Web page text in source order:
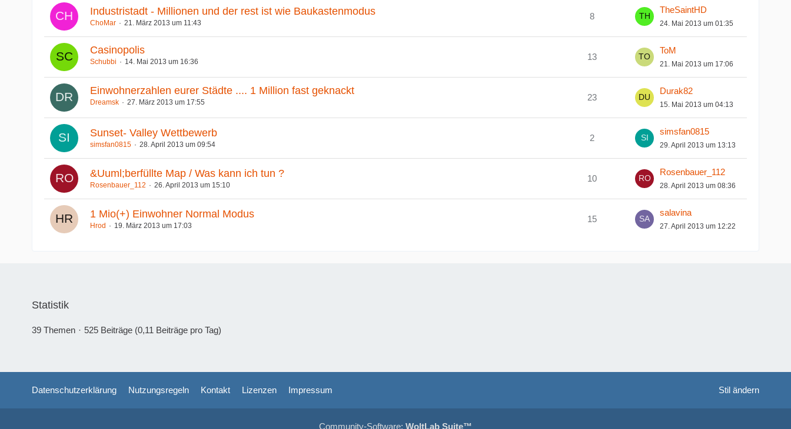
Industristadt - Millionen und der rest ist wie Baukastenmodus
ChoMar 21. März 2013 um 11:43
8
TheSaintHD
24. Mai 2013 um 01:35
Casinopolis
Schubbi 14. Mai 2013 um 16:36
13
ToM
21. Mai 2013 um 17:06
Einwohnerzahlen eurer Städte .... 1 Million fast geknackt
Dreamsk 27. März 2013 um 17:55
23
Durak82
15. Mai 2013 um 04:13
Sunset- Valley Wettbewerb
simsfan0815 28. April 2013 um 09:54
2
simsfan0815
29. April 2013 um 13:13
&Uuml;berfüllte Map / Was kann ich tun ?
Rosenbauer_112 26. April 2013 um 15:10
10
Rosenbauer_112
28. April 2013 um 08:36
1 Mio(+) Einwohner Normal Modus
Hrod 19. März 2013 um 17:03
15
salavina
27. April 2013 um 12:22
Statistik
39 Themen 525 Beiträge (0,11 Beiträge pro Tag)
Stil ändern
Datenschutzerklärung Nutzungsregeln Kontakt Lizenzen Impressum
Community-Software: WoltLab Suite™